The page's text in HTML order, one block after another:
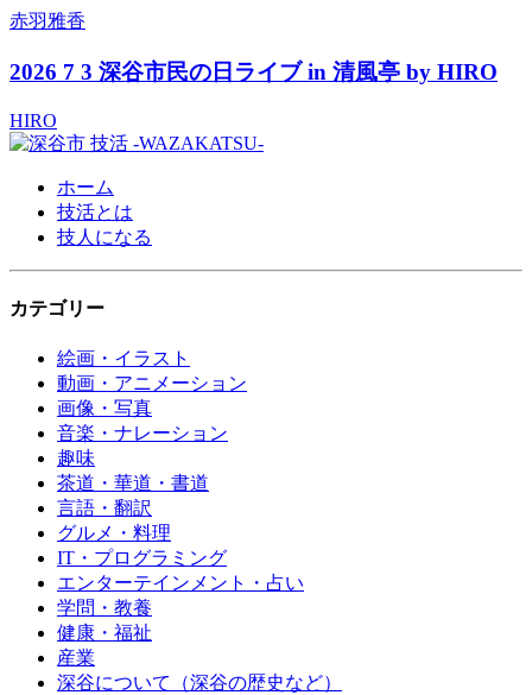
赤羽雅香
2026 7 3 深谷市民の日ライブ in 清風亭 by HIRO
HIRO
ホーム
技活とは
技人になる
カテゴリー
絵画・イラスト
動画・アニメーション
画像・写真
音楽・ナレーション
趣味
茶道・華道・書道
言語・翻訳
グルメ・料理
IT・プログラミング
エンターテインメント・占い
学問・教養
健康・福祉
産業
深谷について（深谷の歴史など）